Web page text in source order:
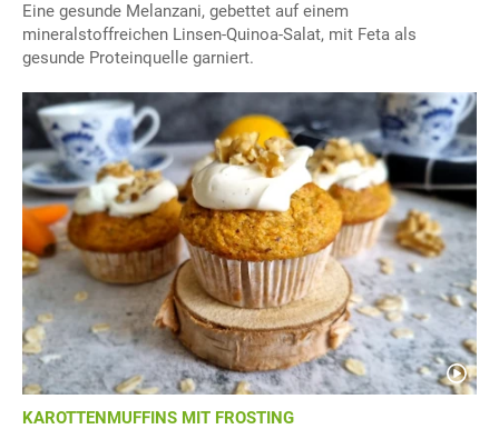
Eine gesunde Melanzani, gebettet auf einem
mineralstoffreichen Linsen-Quinoa-Salat, mit Feta als
gesunde Proteinquelle garniert.
KAROTTENMUFFINS MIT FROSTING